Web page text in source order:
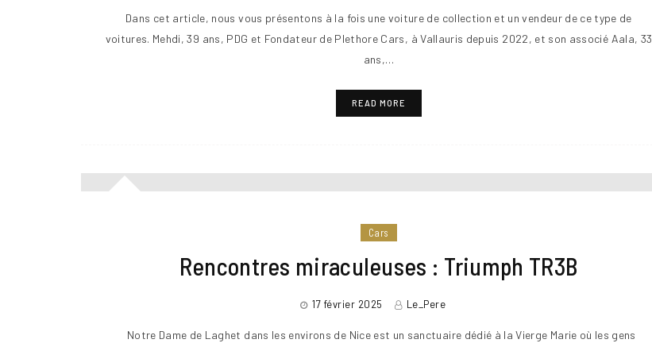
Dans cet article, nous vous présentons à la fois une voiture de collection et un vendeur de ce type de
voitures. Mehdi, 39 ans, PDG et Fondateur de Plethore Cars, à Vallauris depuis 2022, et son associé Aala, 33
ans,…
READ MORE
Cars
Rencontres miraculeuses : Triumph TR3B
17 février 2025 Le_Pere
Notre Dame de Laghet dans les environs de Nice est un sanctuaire dédié à la Vierge Marie où les gens